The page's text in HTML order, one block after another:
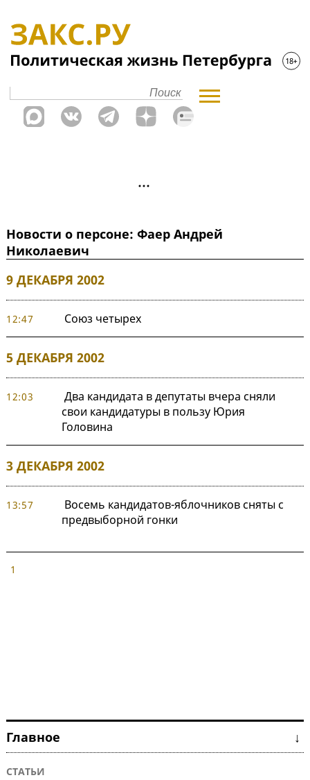
Новости о персоне: Фаер Андрей
Николаевич
9 ДЕКАБРЯ 2002
12:47 Союз четырех
5 ДЕКАБРЯ 2002
12:03
Два кандидата в депутаты вчера сняли
свои кандидатуры в пользу Юрия
Головина
3 ДЕКАБРЯ 2002
13:57
Восемь кандидатов-яблочников сняты с
предвыборной гонки
1
Главное ↓
СТАТЬИ